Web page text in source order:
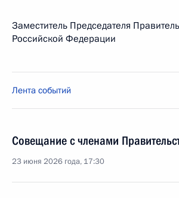
Заместитель Председателя
Российской Федерации
Лента событий
Совещание с членами
23 июня 2026 года, 17:30